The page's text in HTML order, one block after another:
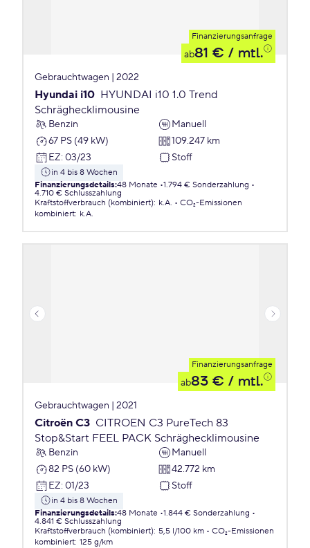
Finanzierungsanfrage
ab81 € / mtl.
Gebrauchtwagen | 2022
Hyundai i10 HYUNDAI i10 1.0 Trend
Schräghecklimousine
Benzin
Manuell
67 PS (49 kW)
109.247 km
EZ: 03/23 Stoff
in 4 bis 8 Wochen
Finanzierungsdetails:48 Monate 1.794 € Sonderzahlung
4.710 € Schlusszahlung
Kraftstoffverbrauch (kombiniert): k.A.
CO₂-Emissionen
kombiniert: k.A.
Finanzierungsanfrage
ab83 € / mtl.
Gebrauchtwagen | 2021
Citroën C3 CITROEN C3 PureTech 83
Stop&Start FEEL PACK Schräghecklimousine
Benzin
Manuell
82 PS (60 kW)
42.772 km
EZ: 01/23 Stoff
in 4 bis 8 Wochen
Finanzierungsdetails:48 Monate 1.844 € Sonderzahlung
4.841 € Schlusszahlung
Kraftstoffverbrauch (kombiniert): 5,5 l/100 km
CO₂-Emissionen
kombiniert: 125 g/km